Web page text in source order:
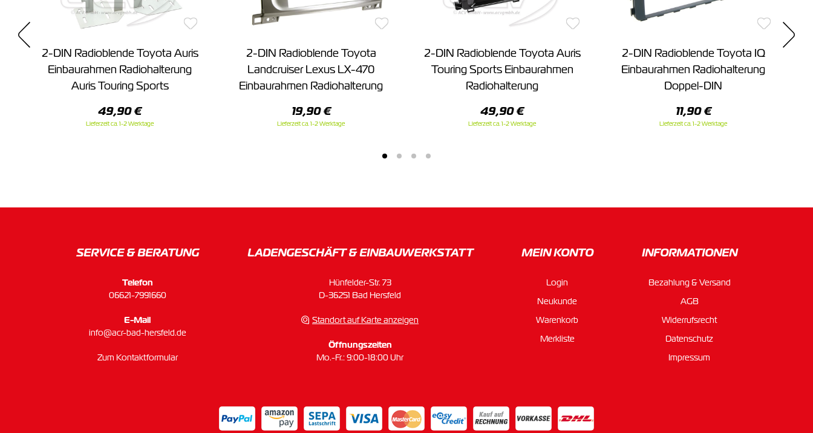
2-DIN Radioblende Toyota Auris
Einbaurahmen Radiohalterung
Auris Touring Sports
49,90 €
Lieferzeit ca. 1-2 Werktage
2-DIN Radioblende Toyota
Landcruiser Lexus LX-470
Einbaurahmen Radiohalterung
19,90 €
Lieferzeit ca. 1-2 Werktage
2-DIN Radioblende Toyota Auris
Touring Sports Einbaurahmen
Radiohalterung
49,90 €
Lieferzeit ca. 1-2 Werktage
2-DIN Radioblende Toyota IQ
Einbaurahmen Radiohalterung
Doppel-DIN
11,90 €
Lieferzeit ca. 1-2 Werktage
SERVICE & BERATUNG
Telefon
06621-7991660
E-Mail
info@acr-bad-hersfeld.de
Zum Kontaktformular
LADENGESCHÄFT & EINBAU­WERKSTATT
Hünfelder-Str. 73
D-36251 Bad Hersfeld
Standort auf Karte anzeigen
Öffnungszeiten
Mo.-Fr.: 9:00-18:00 Uhr
MEIN KONTO
Login
Neukunde
Warenkorb
Merkliste
INFORMATIONEN
Bezahlung & Versand
AGB
Widerrufsrecht
Datenschutz
Impressum